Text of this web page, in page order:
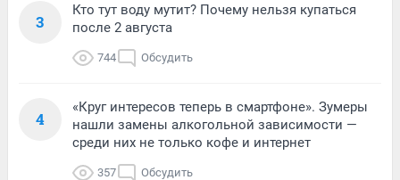
3
Кто тут воду мутит? Почему нельзя купаться
после 2 августа
744 Обсудить
4
«Круг интересов теперь в смартфоне». Зумеры
нашли замены алкогольной зависимости —
среди них не только кофе и интернет
357 Обсудить